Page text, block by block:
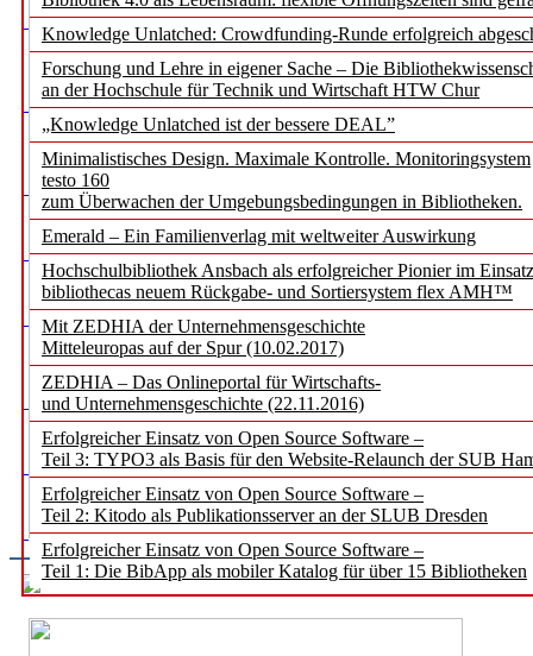
Knowledge Unlatched: Crowdfunding-Runde erfolgreich
Forschung und Lehre in eigener Sache – Die
an der Hochschule für Technik und Wirtschaft HTW Chur
„Knowledge Unlatched ist der bessere DEAL”
Minimalistisches Design. Maximale Kontrolle. Monitoringsystem
testo 160
zum Überwachen der Umgebungsbedingungen in Bibliotheken.
Emerald – Ein Familienverlag mit weltweiter Auswirkung
Hochschulbibliothek Ansbach als erfolgreicher Pionier im
bibliothecas neuem Rückgabe- und Sortiersystem flex AMH™
Mit ZEDHIA der Unternehmensgeschichte
Mitteleuropas auf der Spur (10.02.2017)
ZEDHIA – Das Onlineportal für Wirtschafts-
und Unternehmensgeschichte (22.11.2016)
Erfolgreicher Einsatz von Open Source Software –
Teil 3: TYPO3 als Basis für den Website-Relaunch der SUB
Erfolgreicher Einsatz von Open Source Software –
Teil 2: Kitodo als Publikationsserver an der SLUB Dresden
Erfolgreicher Einsatz von Open Source Software –
Teil 1: Die BibApp als mobiler Katalog für über 15 Bibliotheken